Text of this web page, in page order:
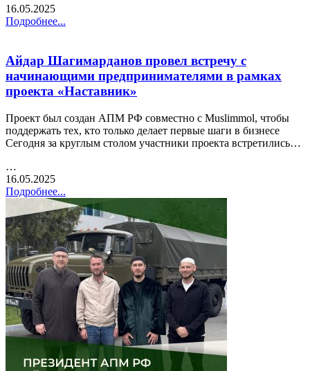
16.05.2025
Подробнее...
Айдар Шагимарданов провел встречу с
начинающими предпринимателями в рамках
проекта «Наставник»
Проект был создан АПМ РФ совместно с Muslimmol, чтобы
поддержать тех, кто только делает первые шаги в бизнесе
Сегодня за круглым столом участники проекта встретились…
…
16.05.2025
Подробнее...